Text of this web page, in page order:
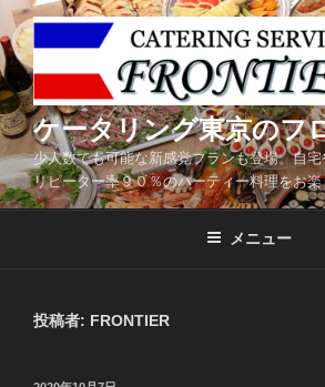
コ
ン
テ
ン
ツ
へ
キ
ケータリング東京のフ
少人数でも可能な新感覚プランも登場。自
リピーター率９０％のパーティー料理をお
メニュー
投稿者: FRONTIER